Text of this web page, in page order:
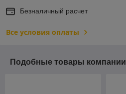
Безналичный расчет
Все условия оплаты
Подобные товары компании